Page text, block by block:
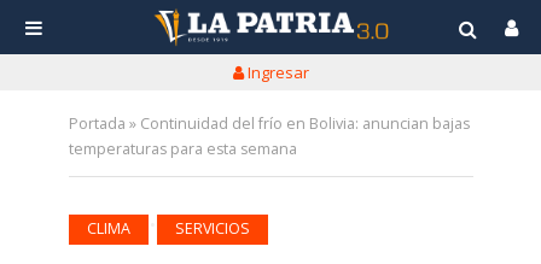
Ingresar
Portada » Continuidad del frío en Bolivia: anuncian bajas
temperaturas para esta semana
CLIMA SERVICIOS